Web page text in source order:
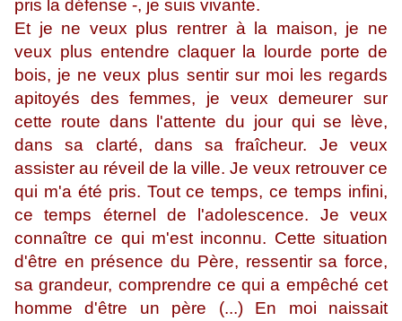
pris la défense -, je suis vivante.
Et je ne veux plus rentrer à la maison, je ne
veux plus entendre claquer la lourde porte de
bois, je ne veux plus sentir sur moi les regards
apitoyés des femmes, je veux demeurer sur
cette route dans l'attente du jour qui se lève,
dans sa clarté, dans sa fraîcheur. Je veux
assister au réveil de la ville. Je veux retrouver ce
qui m'a été pris. Tout ce temps, ce temps infini,
ce temps éternel de l'adolescence. Je veux
connaître ce qui m'est inconnu. Cette situation
d'être en présence du Père, ressentir sa force,
sa grandeur, comprendre ce qui a empêché cet
homme d'être un père (...) En moi naissait